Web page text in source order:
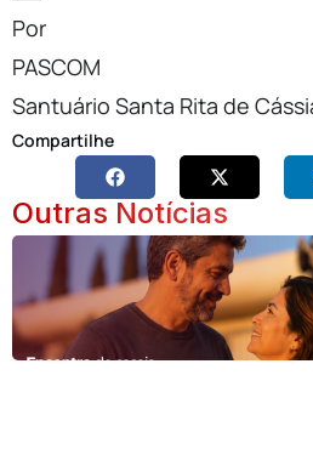
Por
PASCOM
Santuário Santa Rita de
Compartilhe
Outras Notícias